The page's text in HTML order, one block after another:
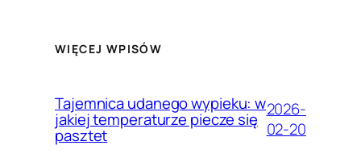
WIĘCEJ WPISÓW
Tajemnica udanego wypieku: w
jakiej temperaturze piecze się
pasztet
2026-
02-20